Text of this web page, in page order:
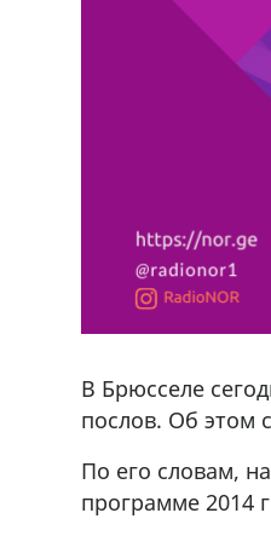
В Брюсселе
послов. Об этом
По его словам,
программе 2014